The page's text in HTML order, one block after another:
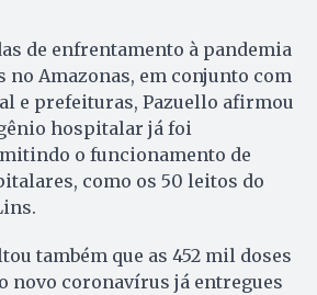
de enfrentamento à pandemia
no Amazonas, em conjunto com
e prefeituras, Pazuello afirmou
hospitalar já foi
o funcionamento de
como os 50 leitos do
também que as 452 mil doses
novo coronavírus já entregues